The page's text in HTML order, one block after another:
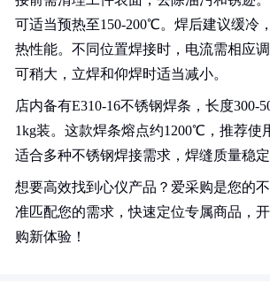
可适当预热至150-200℃。焊后建议缓冷
热性能。不同位置焊接时，电流需相应
可稍大，立焊和仰焊时适当减小。
店内备有E310-16不锈钢焊条，长度300-
1kg装。这款焊条熔点约1200℃，推荐使
适合多种不锈钢焊接需求，焊缝质量稳定
想要高效找到心仪产品？爱采购是您的
准匹配您的需求，快速定位专属商品，
购新体验！